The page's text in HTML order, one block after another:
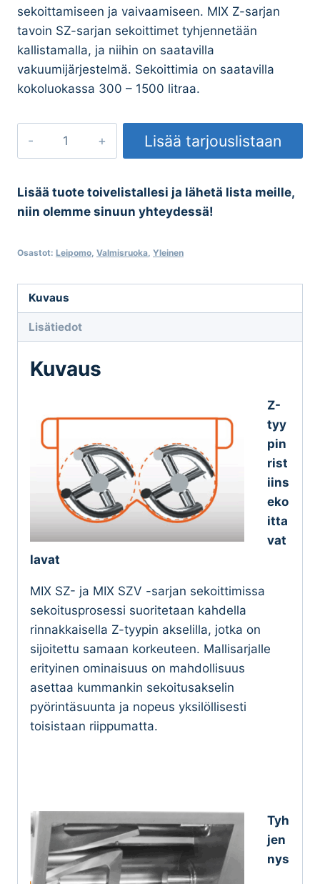
sekoittamiseen ja vaivaamiseen. MIX Z-sarjan
tavoin SZ-sarjan sekoittimet tyhjennetään
kallistamalla, ja niihin on saatavilla
vakuumijärjestelmä. Sekoittimia on saatavilla
kokoluokassa 300 – 1500 litraa.
vaativille
massoille
SZ
sarja
määrä
Lisää tarjouslistaan
Lisää tuote toivelistallesi ja lähetä lista meille,
niin olemme sinuun yhteydessä!
Osastot: Leipomo Valmisruoka Yleinen
Kuvaus
Lisätiedot
Kuvaus
Z-
tyy
pin
rist
iins
eko
itta
vat
lavat
MIX SZ- ja MIX SZV -sarjan sekoittimissa
sekoitusprosessi suoritetaan kahdella
rinnakkaisella Z-tyypin akselilla, jotka on
sijoitettu samaan korkeuteen. Mallisarjalle
erityinen ominaisuus on mahdollisuus
asettaa kummankin sekoitusakselin
pyörintäsuunta ja nopeus yksilöllisesti
toisistaan riippumatta.
Tyh
jen
nys